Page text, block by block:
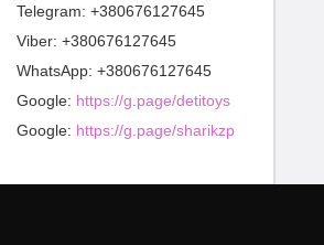
+380676127645
+380676127645
+380676127645
Google https://g.page/detitoys
Google https://g.page/sharikzp